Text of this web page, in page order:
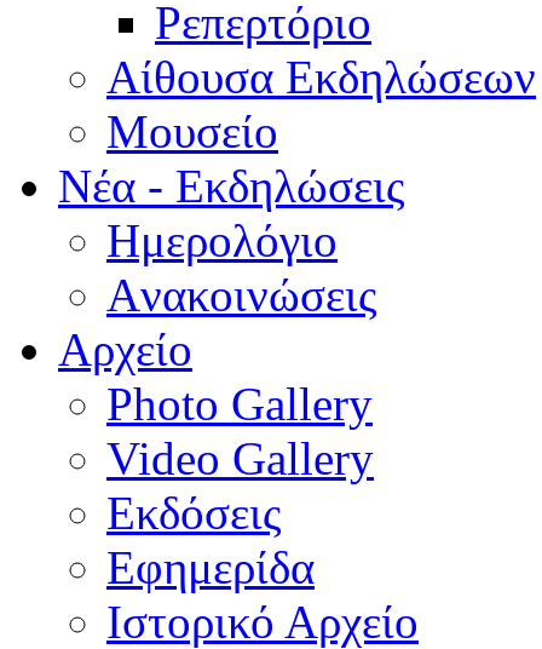
Ρεπερτόριο
Aίθουσα Εκδηλώσεων
Μουσείο
Νέα - Εκδηλώσεις
Ημερολόγιο
Aνακοινώσεις
Αρχείο
Photo Gallery
Video Gallery
Εκδόσεις
Εφημερίδα
Ιστορικό Αρχείο